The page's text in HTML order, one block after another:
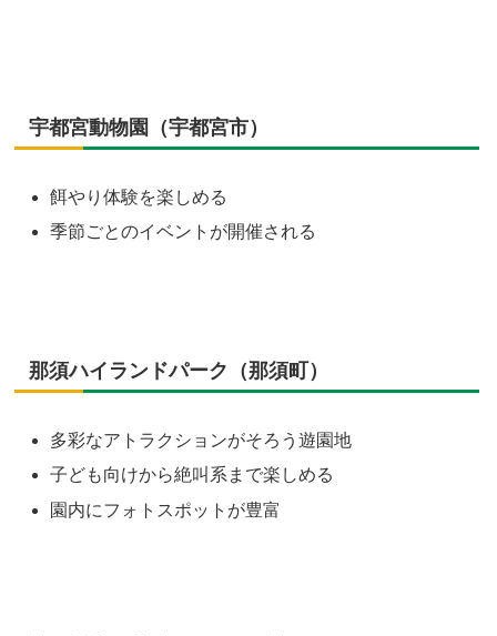
宇都宮動物園（宇都宮市）
餌やり体験を楽しめる
季節ごとのイベントが開催される
那須ハイランドパーク（那須町）
多彩なアトラクションがそろう遊園地
子ども向けから絶叫系まで楽しめる
園内にフォトスポットが豊富